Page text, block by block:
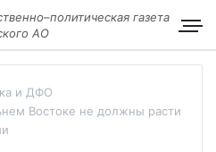
газета
АО
и ДФО
Востоке не должны расти